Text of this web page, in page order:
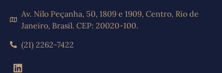
Av. Nilo Peçanha, 50, 1809 e 1909, Centro, Rio de
Janeiro, Brasil. CEP: 20020-100.
(21) 2262-7422